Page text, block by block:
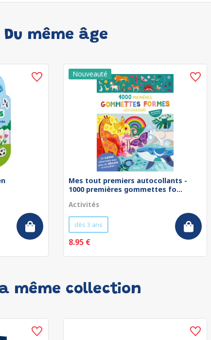
Du même âge
Mes tout premiers autocollants -
1000 premières gommettes fo...
Activités
dès 3 ans
8.95 €
même collection